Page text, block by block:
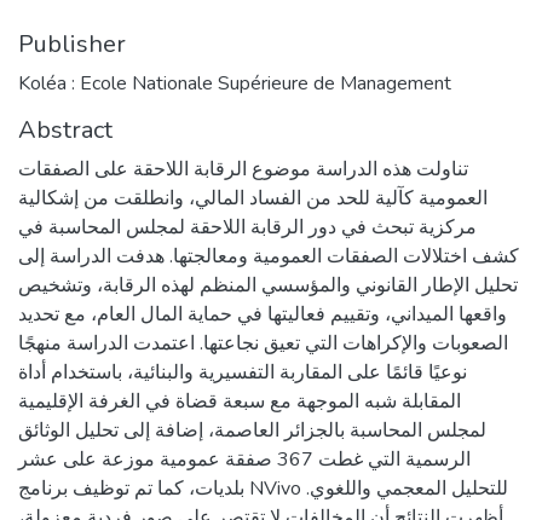
Publisher
Koléa : Ecole Nationale Supérieure de Management
Abstract
تناولت هذه الدراسة موضوع الرقابة اللاحقة على الصفقات
العمومية كآلية للحد من الفساد المالي، وانطلقت من إشكالية
مركزية تبحث في دور الرقابة اللاحقة لمجلس المحاسبة في
كشف اختلالات الصفقات العمومية ومعالجتها. هدفت الدراسة إلى
تحليل الإطار القانوني والمؤسسي المنظم لهذه الرقابة، وتشخيص
واقعها الميداني، وتقييم فعاليتها في حماية المال العام، مع تحديد
الصعوبات والإكراهات التي تعيق نجاعتها. اعتمدت الدراسة منهجًا
نوعيًا قائمًا على المقاربة التفسيرية والبنائية، باستخدام أداة
المقابلة شبه الموجهة مع سبعة قضاة في الغرفة الإقليمية
لمجلس المحاسبة بالجزائر العاصمة، إضافة إلى تحليل الوثائق
الرسمية التي غطت 367 صفقة عمومية موزعة على عشر
بلديات، كما تم توظيف برنامج NVivo للتحليل المعجمي واللغوي.